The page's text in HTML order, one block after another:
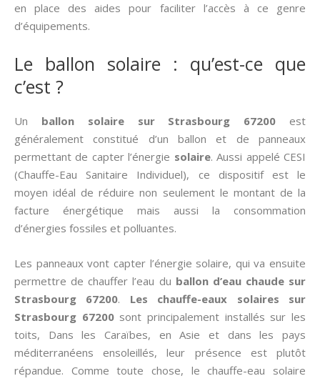
en place des aides pour faciliter l’accès à ce genre
d’équipements.
Le ballon solaire : qu’est-ce que
c’est ?
Un ballon solaire sur Strasbourg 67200 est
généralement constitué d’un ballon et de panneaux
permettant de capter l’énergie solaire. Aussi appelé CESI
(Chauffe-Eau Sanitaire Individuel), ce dispositif est le
moyen idéal de réduire non seulement le montant de la
facture énergétique mais aussi la consommation
d’énergies fossiles et polluantes.
Les panneaux vont capter l’énergie solaire, qui va ensuite
permettre de chauffer l’eau du ballon d’eau chaude sur
Strasbourg 67200. Les chauffe-eaux solaires sur
Strasbourg 67200sont principalement installés sur les
toits, Dans les Caraïbes, en Asie et dans les pays
méditerranéens ensoleillés, leur présence est plutôt
répandue. Comme toute chose, le chauffe-eau solaire